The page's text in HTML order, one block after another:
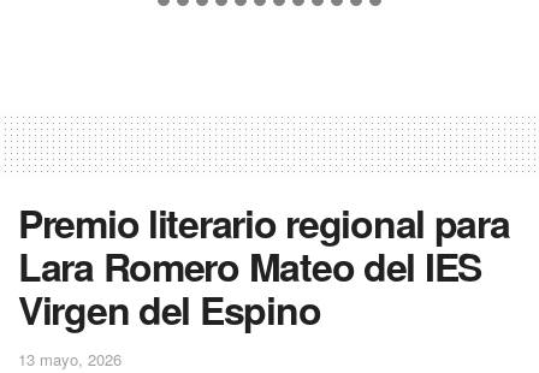
Premio literario regional para
Lara Romero Mateo del IES
Virgen del Espino
13 mayo, 2026